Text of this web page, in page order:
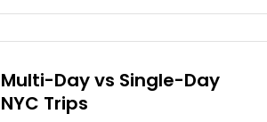
Multi-Day vs Single-Day
NYC Trips